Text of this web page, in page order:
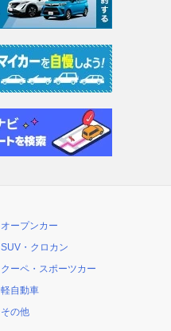
オープンカー
SUV・クロカン
クーペ・スポーツカー
軽自動車
その他